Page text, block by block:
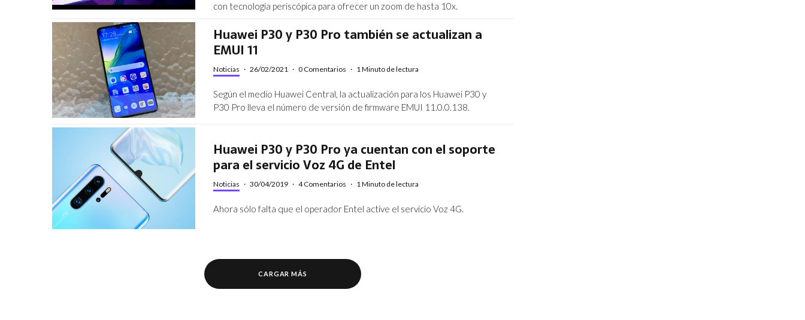
con tecnología periscópica para ofrecer un zoom de hasta 10x.
Huawei P30 y P30 Pro también se actualizan a
EMUI 11
Noticias · 26/02/2021 · 0 Comentarios · 1 Minuto de lectura
Según el medio Huawei Central, la actualización para los Huawei P30 y
P30 Pro lleva el número de versión de firmware EMUI 11.0.0.138.
Huawei P30 y P30 Pro ya cuentan con el soporte
para el servicio Voz 4G de Entel
Noticias · 30/04/2019 · 4 Comentarios · 1 Minuto de lectura
Ahora sólo falta que el operador Entel active el servicio Voz 4G.
CARGAR MÁS